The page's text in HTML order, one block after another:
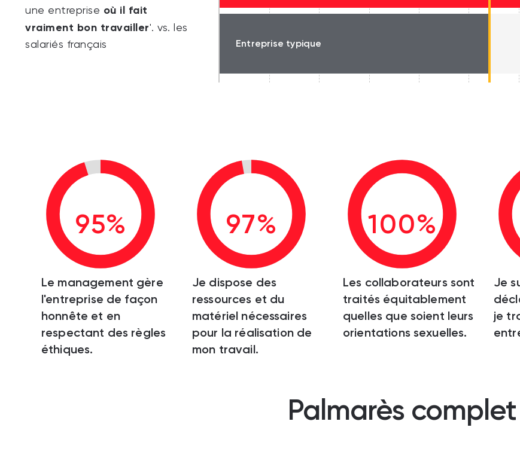
une entreprise où il fait
vraiment bon travailler'. vs. les
salariés français
Entreprise typique
95%
Le management gère
l'entreprise de façon
honnête et en
respectant des règles
éthiques.
97%
Je dispose des
ressources et du
matériel nécessaires
pour la réalisation de
mon travail.
100%
Les collaborateurs sont
traités équitablement
quelles que soient leurs
orientations sexuelles.
Je
je
Palmarès complet